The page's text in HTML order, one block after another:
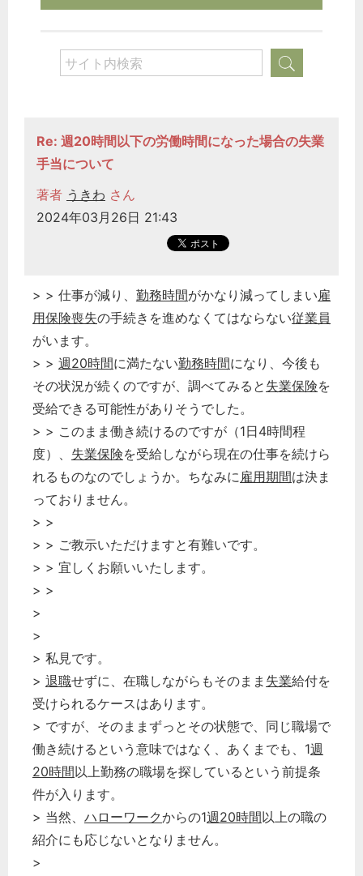
Re: 週20時間以下の労働時間になった場合の失業
手当について
著者 うきわ さん
2024年03月26日 21:43
> > 仕事が減り、 勤務時間がかなり減ってしまい雇
用保険喪失の手続きを進めなくてはならない従業員
がいます。
> > 週20時間に満たない勤務時間になり、今後も
その状況が続くのですが、調べてみると 失業保険を
受給できる可能性がありそうでした。
> > このまま働き続けるのですが（1日4時間程
度）、 失業保険を受給しながら現在の仕事を続けら
れるものなのでしょうか。ちなみに雇用期間は決ま
っておりません。
> >
> > ご教示いただけますと有難いです。
> > 宜しくお願いいたします。
> >
>
>
> 私見です。
> 退職せずに、在職しながらもそのまま 失業給付を
受けられるケースはあります。
> ですが、そのままずっとその状態で、同じ職場で
働き続けるという意味ではなく、あくまでも、1週
20時間以上勤務の職場を探しているという前提条
件が入ります。
> 当然、 ハローワークからの1週20時間以上の職の
紹介にも応じないとなりません。
>
どのカテゴリーに投稿しますか？
税務経理
企業法務
経営の知恵
総務の給湯室
秘書のノウハウ